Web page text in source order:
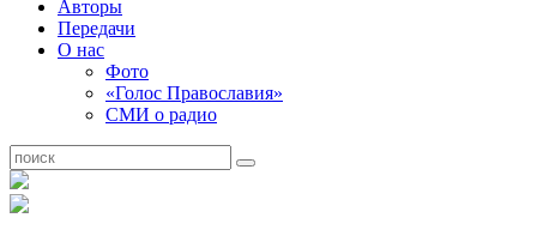
Авторы
Передачи
О нас
Фото
«Голос Православия»
СМИ о радио